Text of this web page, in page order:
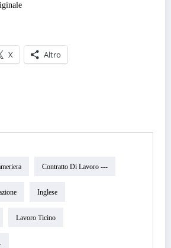
X Altro
Contratto Di Lavoro ---
Inglese
Lavoro Ticino